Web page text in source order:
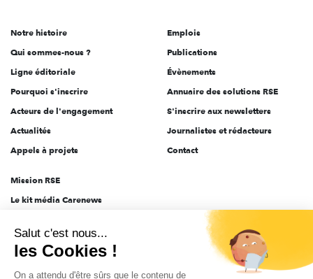
l'engagement
Notre histoire
Qui sommes-nous ?
Ligne éditoriale
Pourquoi s'inscrire
Acteurs de l'engagement
Actualités
Appels à projets
Emplois
Publications
Évènements
Annuaire des solutions RSE
S'inscrire aux newsletters
Journalistes et rédacteurs
Contact
Mission RSE
Le kit média Carenews
AEF info
Novethic
Salut c'est nous...
les Cookies !
On a attendu d'être sûrs que le contenu de